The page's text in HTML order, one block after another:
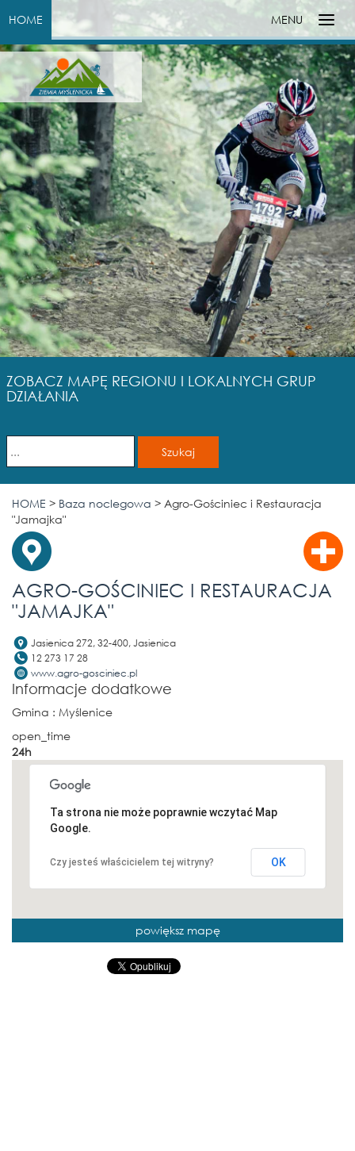
HOME MENU
ZOBACZ MAPĘ REGIONU I LOKALNYCH GRUP
DZIAŁANIA
HOME > Baza noclegowa > Agro-Gościniec i Restauracja
"Jamajka"
AGRO-GOŚCINIEC I RESTAURACJA
"JAMAJKA"
Jasienica 272, 32-400, Jasienica
12 273 17 28
www.agro-gosciniec.pl
Informacje dodatkowe
Gmina : Myślenice
open_time
24h
Ta strona nie może poprawnie wczytać Map
Google.
Czy jesteś właścicielem tej witryny? OK
powiększ mapę